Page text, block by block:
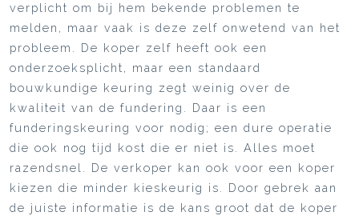
verplicht om bij hem bekende problemen te
melden, maar vaak is deze zelf onwetend van het
probleem. De koper zelf heeft ook een
onderzoeksplicht, maar een standaard
bouwkundige keuring zegt weinig over de
kwaliteit van de fundering. Daar is een
funderingskeuring voor nodig; een dure operatie
die ook nog tijd kost die er niet is. Alles moet
razendsnel. De verkoper kan ook voor een koper
kiezen die minder kieskeurig is. Door gebrek aan
de juiste informatie is de kans groot dat de koper